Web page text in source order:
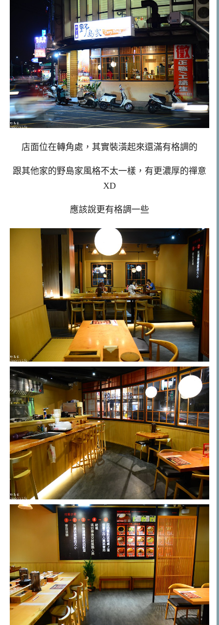
店面位在轉角處，其實裝潢起來還滿有格調的
跟其他家的野島家風格不太一樣，有更濃厚的禪意
XD
應該說更有格調一些